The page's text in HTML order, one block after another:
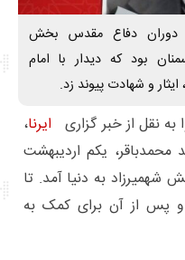
دوران دفاع مقدس بخش
بود که دیدار با امام
و شهادت پیوند زد.
به نقل از خبر گزاری ایرنا،
محمدباقر، یکم اردیبهشت
شهمیرزاد به دنیا آمد. تا
و پس از آن برای کمک به